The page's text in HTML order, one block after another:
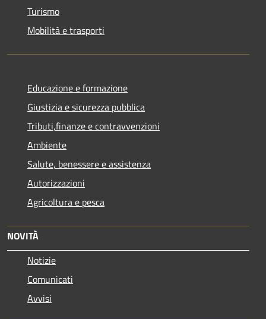
Turismo
Mobilità e trasporti
Educazione e formazione
Giustizia e sicurezza pubblica
Tributi,finanze e contravvenzioni
Ambiente
Salute, benessere e assistenza
Autorizzazioni
Agricoltura e pesca
NOVITÀ
Notizie
Comunicati
Avvisi